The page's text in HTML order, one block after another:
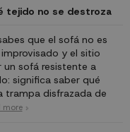
tejido no se destroza
que el sofá no es
y el sitio
sofá resistente a
significa saber qué
trampa disfrazada de
more